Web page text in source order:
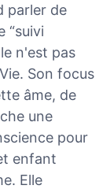
parler de
“suivi
n'est pas
Son focus
âme, de
une
pour
enfant
Elle